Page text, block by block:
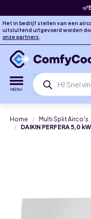
Het in bedrijf stellen van een
uitsluitend uitgevoerd worden
onze partners.
Producten
zoeken
Home Multi Split Airco's
DAIKIN PERFERA 5,0